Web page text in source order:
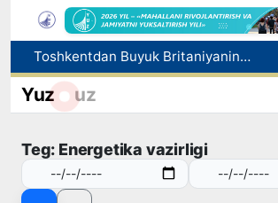
Toshkentdan Buyuk Britaniyaning Manchester shahriga to‘g‘ridan to‘g‘ri aviaqatnovlarni yo‘lga qo‘yish masalasi ko‘rib chiqilmoqda
Ekologik ekspertiza endi ekologik xavflarni oldindan boshqarish tizimiga aylanadi
Xorijiy davlatlarga ishga yuborish bilan bog‘liq firibgarlik holatlari fosh etildi
Yuz uz
Teg: Energetika vazirligi